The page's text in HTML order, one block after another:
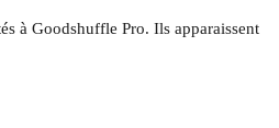
à Goodshuffle Pro. Ils apparaissent